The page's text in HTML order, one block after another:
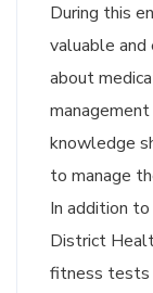
During this
valuable and
about
knowledge
to manage
In addition
District
fitness tests